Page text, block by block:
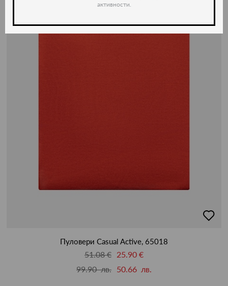
в
Пуловери Casual Active, 65018
51.08 € 25.90 €
99.90 лв. 50.66 лв.
активности.